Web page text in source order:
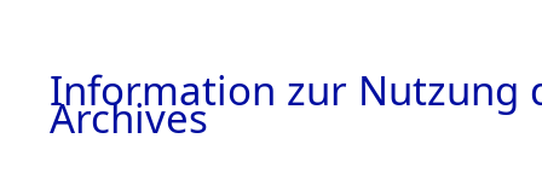
Information zur Nutzung
Archives